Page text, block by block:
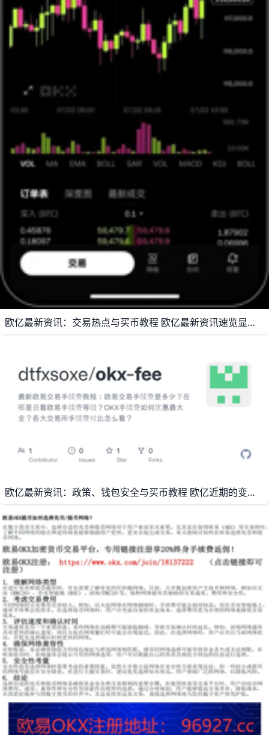
欧亿最新资讯：交易热点与买币教程 欧亿最新资讯速览显示，当前用户最关注的内容仍集中在交易所行情、数字钱包操作和买币流程这三块，因为这三项几乎覆盖了新手进入数字资产市场的全部基础步骤。比如，很多人会先看比特币和以太坊的价格变化，再决定是否使用欧亿进行注册、买币和资产管理，这种顺序更符合实际使用习惯，也更容易上手。
欧亿最新资讯：政策、钱包安全与买币教程 欧亿近期的变化主要集中在政策调整、钱包安全升级和买币流程优化三个方向。比如，部分地区的服务规则会根据合规要求变化，平台也会同步调整可用功能和操作限制；用户在使用前最好先确认自己所在地区是否支持相关服务，避免出现无法交易或无法提币的情况。